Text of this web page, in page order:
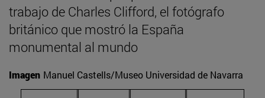
trabajo de Charles Clifford, el fotógrafo
británico que mostró la España
monumental al mundo
Imagen Manuel Castells/Museo Universidad de Navarra